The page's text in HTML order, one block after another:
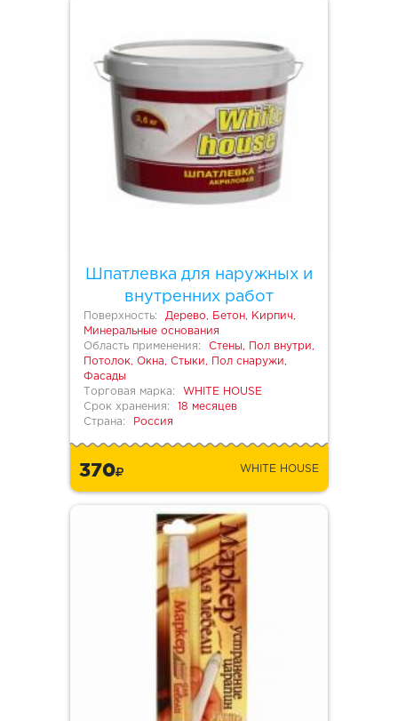
Шпатлевка для наружных и
внутренних работ
Поверхность:
Дерево, Бетон, Кирпич,
Минеральные основания
Область применения:
Стены, Пол внутри,
Потолок, Окна, Стыки, Пол снаружи,
Фасады
Торговая марка:
WHITE HOUSE
Срок хранения:
18 месяцев
Страна:
Россия
370 WHITE HOUSE